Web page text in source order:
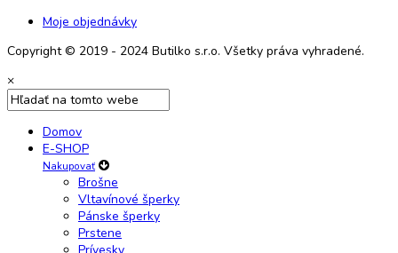
Moje objednávky
Copyright © 2019 - 2024 Butilko s.r.o. Všetky práva vyhradené.
×
Domov
E-SHOP
Nakupovať
Brošne
Vltavínové šperky
Pánske šperky
Prstene